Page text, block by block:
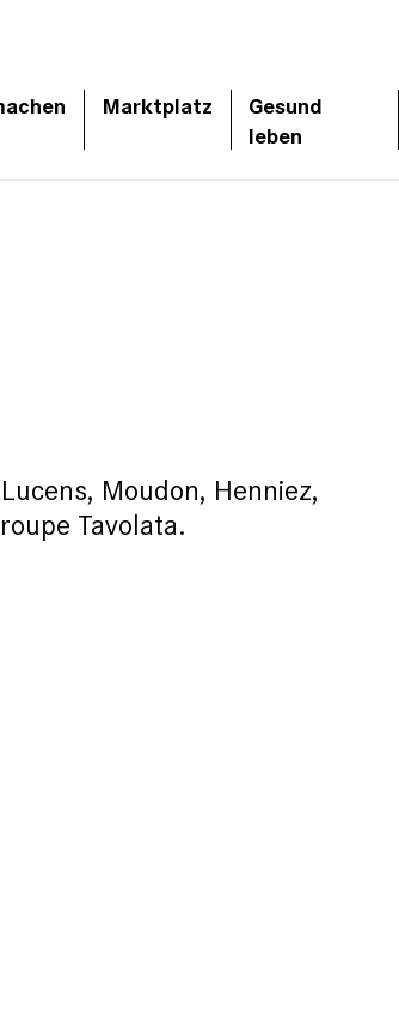
Marktplatz
Gesund
leben
Moudon, Henniez,
Tavolata.